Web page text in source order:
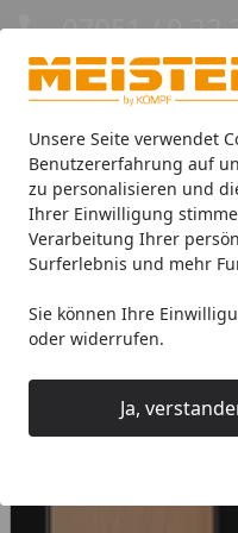
Unsere Seite verwendet
Benutzererfahrung auf
zu personalisieren und
Ihrer Einwilligung
Verarbeitung Ihrer
Surferlebnis und mehr
Sie können Ihre
oder widerrufen.
Ja,
07051 / 9 22
Böden Paneele
Paneele Meister